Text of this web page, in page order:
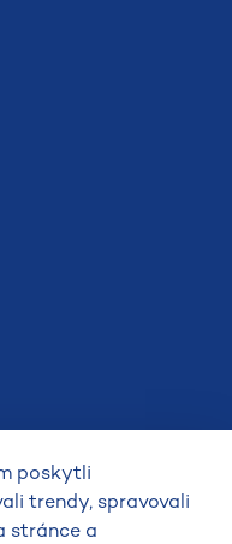
poskytli
trendy, spravovali
stránce a